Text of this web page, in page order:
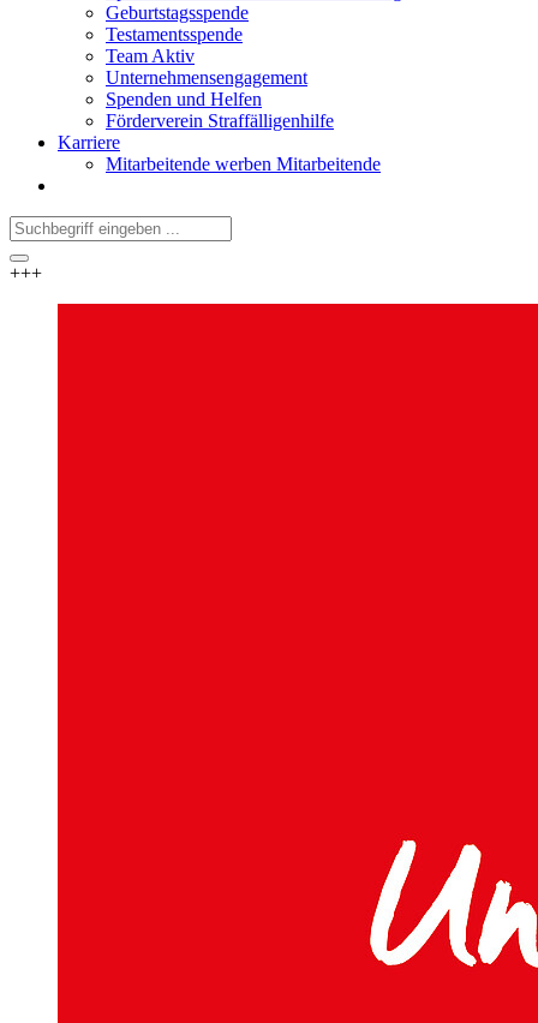
Geburtstagsspende
Testamentsspende
Team Aktiv
Unternehmensengagement
Spenden und Helfen
Förderverein Straffälligenhilfe
Karriere
Mitarbeitende werben Mitarbeitende
+++